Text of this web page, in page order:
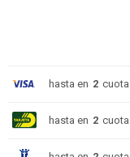
hasta en 2
hasta en 2